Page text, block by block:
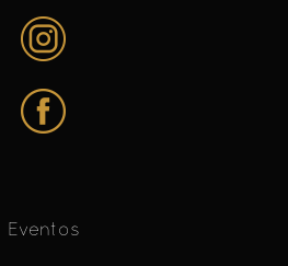
Eventos